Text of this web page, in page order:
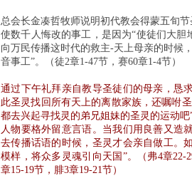
总会长金凑哲牧师说明初代教会得蒙五旬
使数千人悔改的事工，是因为“使徒们大胆
向万民传播这时代的救主-天上母亲的时候
音事工”。（徒2章1-47节，赛60章1-4节）
通过下午礼拜亲自教导圣徒们的母亲，恳
此圣灵找回所有天上的离散家族，还嘱咐
都去兴起寻找灵的弟兄姐妹的圣灵的运动
人物要格外留意言语。当我们用良善又造
去传播话语的时候，圣灵才会亲自做工。
模样，将众多灵魂引向天国”。（弗4章22-
章15-19节，腓3章19-21节）